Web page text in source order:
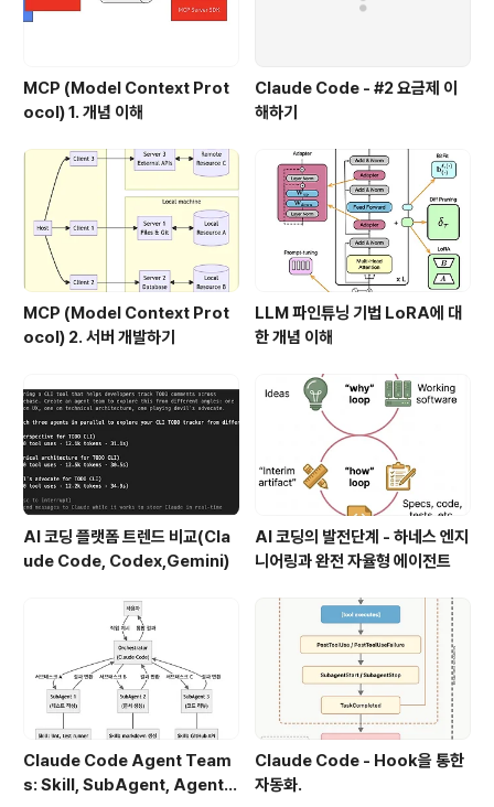
MCP (Model Context Prot
ocol) 1. 개념 이해
Claude Code - #2 요금제 이
해하기
MCP (Model Context Prot
ocol) 2. 서버 개발하기
LLM 파인튜닝 기법 LoRA에 대
한 개념 이해
AI 코딩 플랫폼 트렌드 비교(Cla
ude Code, Codex,Gemini)
AI 코딩의 발전단계 - 하네스 엔지
니어링과 완전 자율형 에이전트
Claude Code Agent Team
s: Skill, SubAgent, Agent T
Claude Code - Hook을 통한
자동화.